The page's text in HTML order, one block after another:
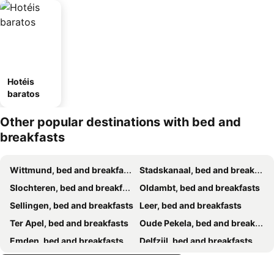
Hotéis
baratos
Other popular destinations with bed and
breakfasts
Wittmund, bed and breakfasts
Stadskanaal, bed and breakfasts
Slochteren, bed and breakfasts
Oldambt, bed and breakfasts
Sellingen, bed and breakfasts Leer, bed and breakfasts
Ter Apel, bed and breakfasts
Oude Pekela, bed and breakfasts
Emden, bed and breakfasts
Delfzijl, bed and breakfasts